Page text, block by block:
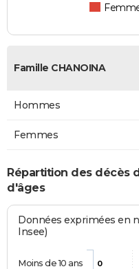
Famille CHANOINA
Hommes
Femmes
Répartition des décès
d'âges
Données exprimées en
Insee)
0
Moins de 10 ans